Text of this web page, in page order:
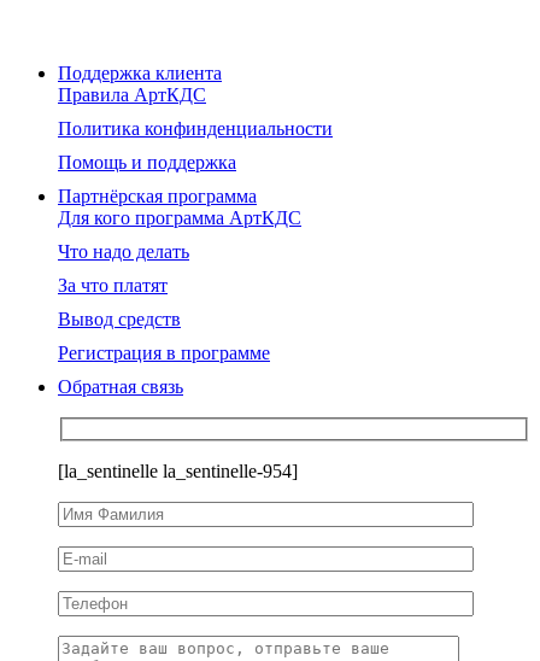
Поддержка клиента
Правила АртКДС
Политика конфинденциальности
Помощь и поддержка
Партнёрская программа
Для кого программа АртКДС
Что надо делать
За что платят
Вывод средств
Регистрация в программе
Обратная связь
[la_sentinelle la_sentinelle-954]